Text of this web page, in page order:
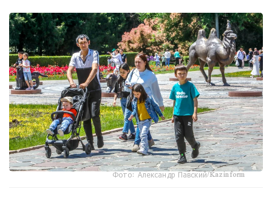
Фото: Александр Павский/Kazinform